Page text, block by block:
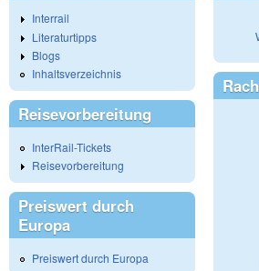
Interrail
Literaturtipps
Blogs
Inhaltsverzeichnis
Reisevorbereitung
InterRail-Tickets
Reisevorbereitung
Preiswert durch
Europa
Preiswert durch Europa